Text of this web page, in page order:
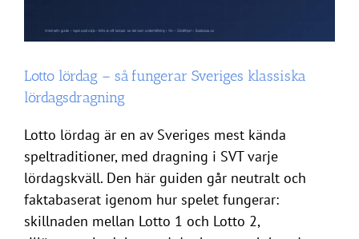
Lotto lördag – så fungerar Sveriges klassiska
lördagsdragning
Lotto lördag är en av Sveriges mest kända
speltraditioner, med dragning i SVT varje
lördagskväll. Den här guiden går neutralt och
faktabaserat igenom hur spelet fungerar:
skillnaden mellan Lotto 1 och Lotto 2,